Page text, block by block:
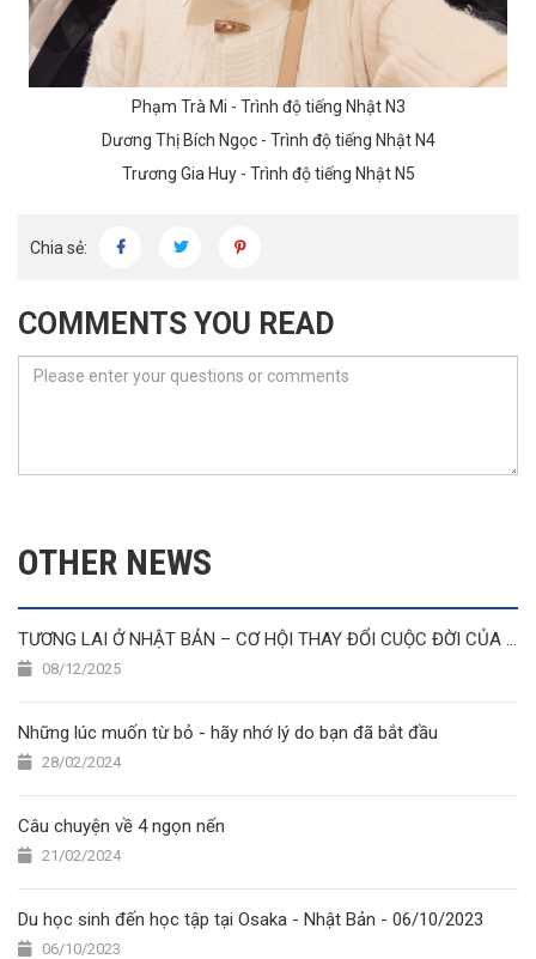
Phạm Trà Mi - Trình độ tiếng Nhật N3
Dương Thị Bích Ngọc - Trình độ tiếng Nhật N4
Trương Gia Huy - Trình độ tiếng Nhật N5
Chia sẻ:
COMMENTS YOU READ
OTHER NEWS
TƯƠNG LAI Ở NHẬT BẢN – CƠ HỘI THAY ĐỔI CUỘC ĐỜI CỦA THỰC TẬP SINH & DU HỌC SINH VIỆT NAM NĂM 2025
08/12/2025
Những lúc muốn từ bỏ - hãy nhớ lý do bạn đã bắt đầu
28/02/2024
Câu chuyện về 4 ngọn nến
21/02/2024
Du học sinh đến học tập tại Osaka - Nhật Bản - 06/10/2023
06/10/2023